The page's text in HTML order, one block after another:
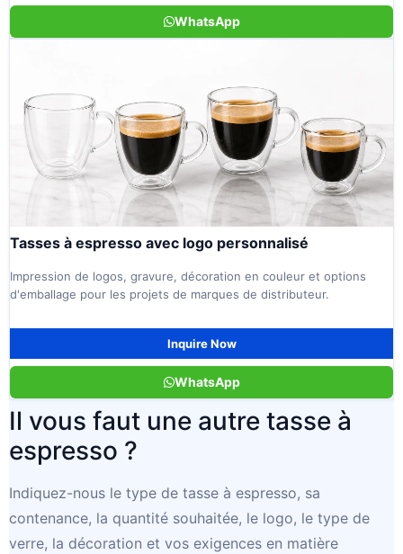
WhatsApp
Tasses à espresso avec logo personnalisé
Impression de logos, gravure, décoration en couleur et options
d'emballage pour les projets de marques de distributeur.
Inquire Now
WhatsApp
Il vous faut une autre tasse à
espresso ?
Indiquez-nous le type de tasse à espresso, sa
contenance, la quantité souhaitée, le logo, le type de
verre, la décoration et vos exigences en matière